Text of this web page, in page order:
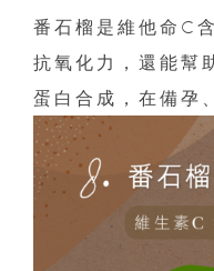
番石榴是維他命C
抗氧化力，還能幫
蛋白合成，在備孕